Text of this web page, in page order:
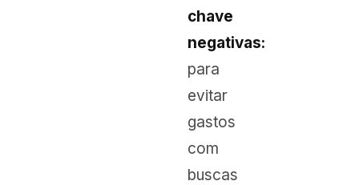
chave
negativas:
para
evitar
gastos
com
buscas